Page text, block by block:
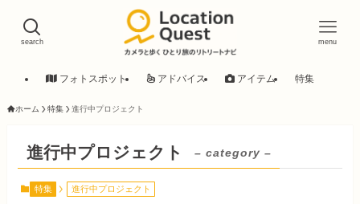
search menu
フォトスポット アドバイス アイテム 特集
ホーム 特集 進行中プロジェクト
進行中プロジェクト – category –
特集 進行中プロジェクト